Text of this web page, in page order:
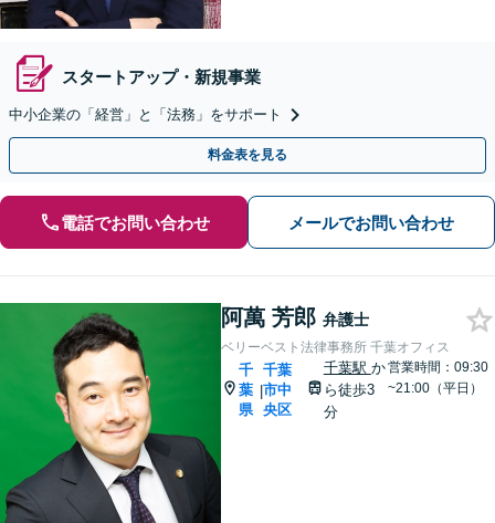
スタートアップ・新規事業
中小企業の「経営」と「法務」をサポート
料金表を見る
電話でお問い合わせ メールでお問い合わせ
阿萬 芳郎 弁護士
ベリーベスト法律事務所 千葉オフィス
千
葉
県
|
千葉
市中
央区
千葉駅 か
ら徒歩3
分
営業時間：09:30
~21:00（平日）